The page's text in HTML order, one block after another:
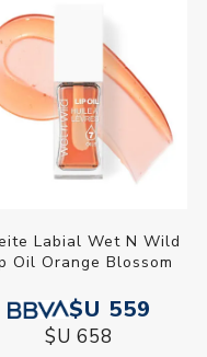
Labial Wet N Wild
Oil Orange Blossom
$U 559
$U 658